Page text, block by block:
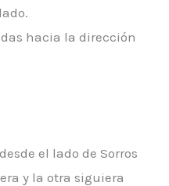
hacia la dirección
el lado de Sorros
y la otra siguiera